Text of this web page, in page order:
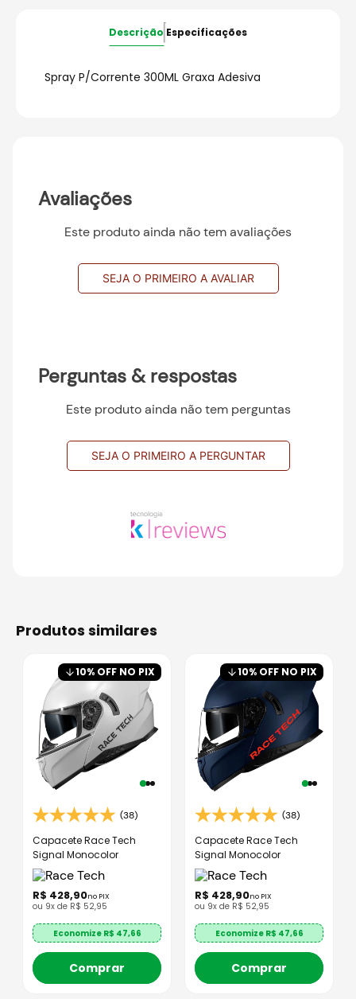
Descrição Especificações
Spray P/Corrente 300ML Graxa Adesiva
Avaliações
Este produto ainda não tem avaliações
SEJA O PRIMEIRO A AVALIAR
Perguntas & respostas
Este produto ainda não tem perguntas
SEJA O PRIMEIRO A PERGUNTAR
produtos similares
10% OFF NO PIX
(38)
Capacete Race Tech
Signal Monocolor
R$ 428,90no PIX
ou 9x de R$ 52,95
Economize R$ 47,66
Comprar
10% OFF NO PIX
(38)
Capacete Race Tech
Signal Monocolor
R$ 428,90no PIX
ou 9x de R$ 52,95
Economize R$ 47,66
Comprar